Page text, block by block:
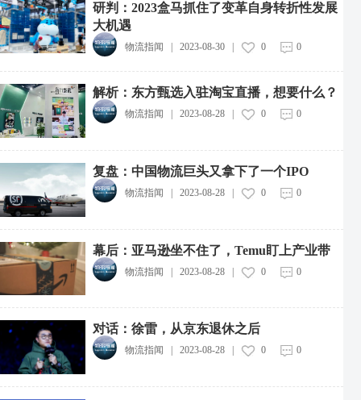
研判：2023盒马抓住了变革自身转折性发展
大机遇
物流指闻 2023-08-30| 0 0
解析：东方甄选入驻淘宝直播，想要什么？
物流指闻 2023-08-28| 0 0
复盘：中国物流巨头又拿下了一个IPO
物流指闻 | 2023-08-28| 0 0
幕后：亚马逊坐不住了，Temu盯上产业带
物流指闻 | 2023-08-28| 0 0
对话：徐雷，从京东退休之后
物流指闻 2023-08-28| 0 0